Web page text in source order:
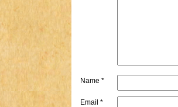
Name *
Email *